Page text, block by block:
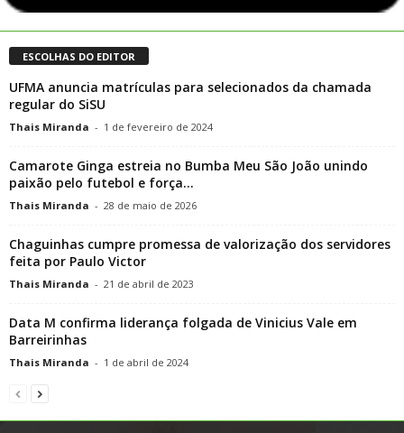
ESCOLHAS DO EDITOR
UFMA anuncia matrículas para selecionados da chamada
regular do SiSU
Thais Miranda - 1 de fevereiro de 2024
Camarote Ginga estreia no Bumba Meu São João unindo
paixão pelo futebol e força...
Thais Miranda - 28 de maio de 2026
Chaguinhas cumpre promessa de valorização dos servidores
feita por Paulo Victor
Thais Miranda - 21 de abril de 2023
Data M confirma liderança folgada de Vinicius Vale em
Barreirinhas
Thais Miranda - 1 de abril de 2024